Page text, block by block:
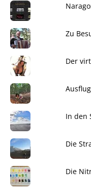
Zu
Der
In den
Die
Die